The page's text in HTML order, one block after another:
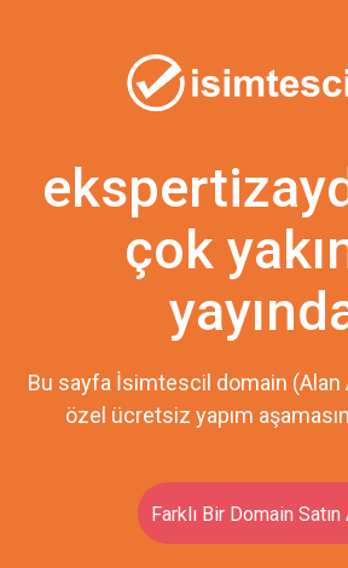
çok
Bu sayfa İsimtescil domain (Alan
özel ücretsiz yapım
Farklı Bir Domain Satın